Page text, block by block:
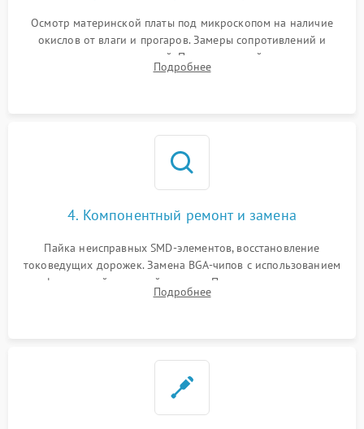
Осмотр материнской платы под микроскопом на наличие
окислов от влаги и прогаров. Замеры сопротивлений и
дежурных напряжений. Проверка цепей питания,
мультиконтроллера, процессора и видеочипа.
Подробнее
4. Компонентный ремонт и замена
Пайка неисправных SMD-элементов, восстановление
токоведущих дорожек. Замена BGA-чипов с использованием
инфракрасной паяльной станции. Прошивка микросхемы
BIOS или замена поврежденных портов USB
Подробнее